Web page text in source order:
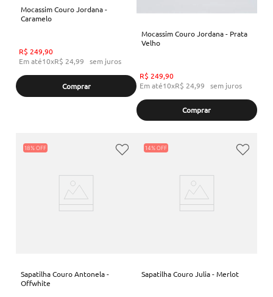
Mocassim Couro Jordana -
Caramelo
R$ 249,90
Em até10xR$ 24,99 sem juros
Comprar
Mocassim Couro Jordana - Prata
Velho
R$ 249,90
Em até10xR$ 24,99 sem juros
Comprar
18%
Sapatilha Couro Antonela -
Offwhite
14%
Sapatilha Couro Julia - Merlot